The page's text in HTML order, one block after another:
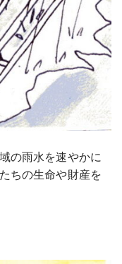
の雨水を速やかに
ちの生命や財産を